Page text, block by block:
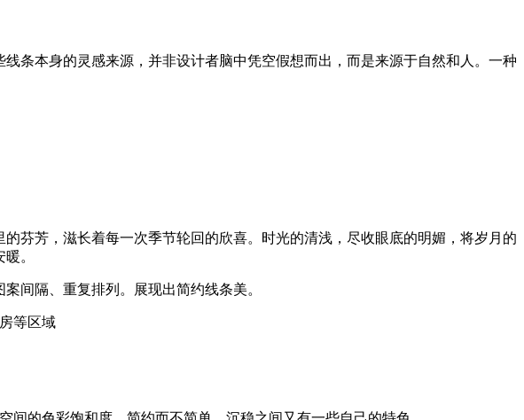
条本身的灵感来源，并非设计者脑中凭空假想而出，而是来源于自然和人。一种
芬芳，滋长着每一次季节轮回的欣喜。时光的清浅，尽收眼底的明媚，将岁月的
。
间隔、重复排列。展现出简约线条美。
等区域